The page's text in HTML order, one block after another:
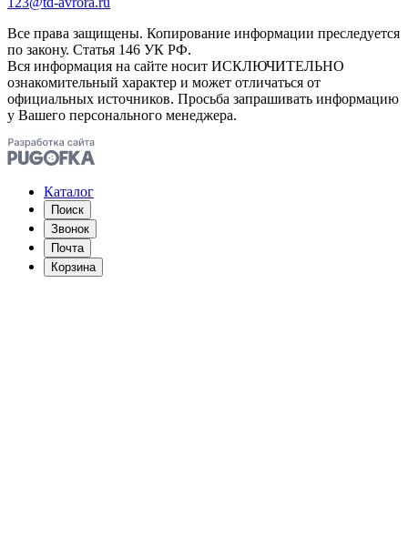
Все права защищены. Копирование информации преследуется
по закону. Статья 146 УК РФ.
Вся информация на сайте носит ИСКЛЮЧИТЕЛЬНО
ознакомительный характер и может отличаться от
официальных источников. Просьба запрашивать информацию
у Вашего персонального менеджера.
Каталог
Поиск
Звонок
Почта
Корзина